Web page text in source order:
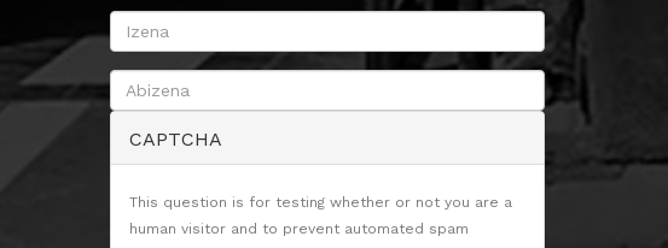
CAPTCHA
This question is for testing whether or not you are a
human visitor and to prevent automated spam